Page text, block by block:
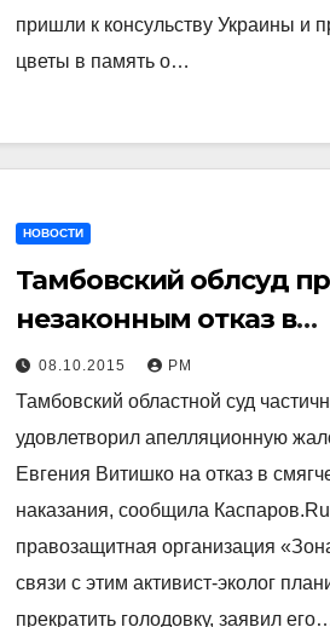
пришли к консульству Украины и
цветы в память о…
НОВОСТИ
Тамбовский облсуд
незаконным отказ в
смягчении наказания
Витишко
08.10.2015 РМ
Тамбовский областной суд
удовлетворил апелляционную
Евгения Витишко на отказ в
наказания, сообщила Каспаров.Ru
правозащитная организация
связи с этим активист-эколог
прекратить голодовку, заявил